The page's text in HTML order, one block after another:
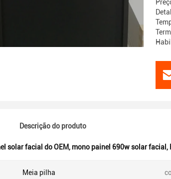
Descrição do produto
solar facial do OEM, mono painel 690w solar facial ,
Meia pilha